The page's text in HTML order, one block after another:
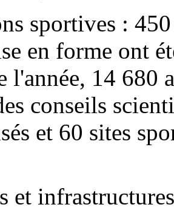
sportives :
en forme ont
l'année, 14 680
conseils
et 60 sites
et infrastructures